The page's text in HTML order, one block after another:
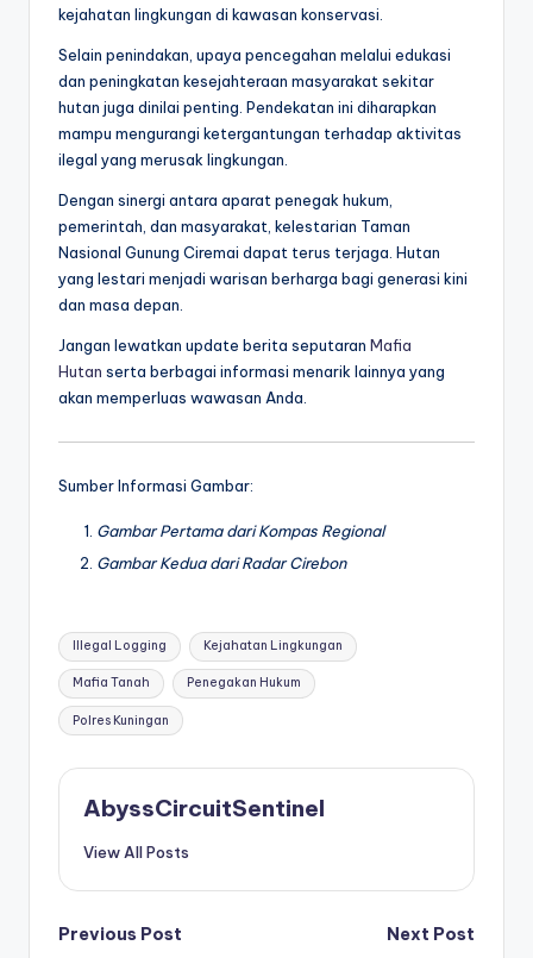
kejahatan lingkungan di kawasan konservasi.
Selain penindakan, upaya pencegahan melalui edukasi
dan peningkatan kesejahteraan masyarakat sekitar
hutan juga dinilai penting. Pendekatan ini diharapkan
mampu mengurangi ketergantungan terhadap aktivitas
ilegal yang merusak lingkungan.
Dengan sinergi antara aparat penegak hukum,
pemerintah, dan masyarakat, kelestarian Taman
Nasional Gunung Ciremai dapat terus terjaga. Hutan
yang lestari menjadi warisan berharga bagi generasi kini
dan masa depan.
Jangan lewatkan update berita seputaran Mafia
Hutan serta berbagai informasi menarik lainnya yang
akan memperluas wawasan Anda.
Sumber Informasi Gambar:
Gambar Pertama dari Kompas Regional
Gambar Kedua dari Radar Cirebon
Tags:Illegal Logging Kejahatan Lingkungan
Mafia Tanah Penegakan Hukum
Polres Kuningan
AbyssCircuitSentinel
View All Posts
Post
Previous Post Next Post